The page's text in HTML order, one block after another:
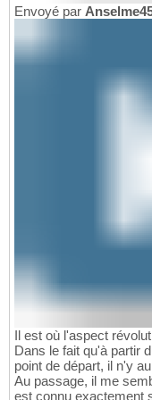
Envoyé par
Il est où l'aspect
Dans le fait qu'à partir
point de départ, il n'y
Au passage, il me
est connu exactement